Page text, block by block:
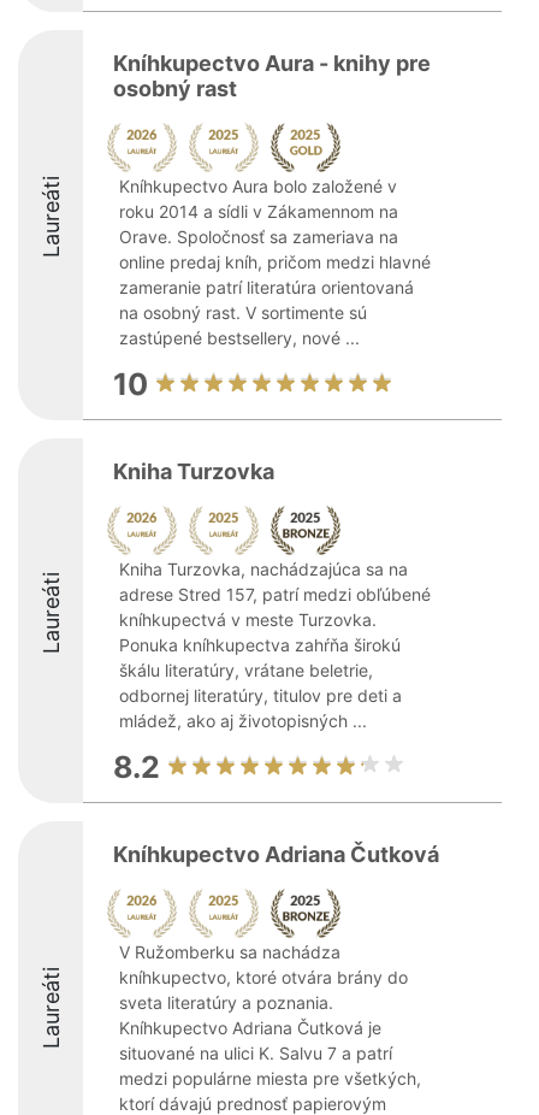
Laureáti
Kníhkupectvo Aura - knihy pre
osobný rast
Kníhkupectvo Aura bolo založené v
roku 2014 a sídli v Zákamennom na
Orave. Spoločnosť sa zameriava na
online predaj kníh, pričom medzi hlavné
zameranie patrí literatúra orientovaná
na osobný rast. V sortimente sú
zastúpené bestsellery, nové ...
10
Laureáti
Kniha Turzovka
Kniha Turzovka, nachádzajúca sa na
adrese Stred 157, patrí medzi obľúbené
kníhkupectvá v meste Turzovka.
Ponuka kníhkupectva zahŕňa širokú
škálu literatúry, vrátane beletrie,
odbornej literatúry, titulov pre deti a
mládež, ako aj životopisných ...
8.2
Laureáti
Kníhkupectvo Adriana Čutková
V Ružomberku sa nachádza
kníhkupectvo, ktoré otvára brány do
sveta literatúry a poznania.
Kníhkupectvo Adriana Čutková je
situované na ulici K. Salvu 7 a patrí
medzi populárne miesta pre všetkých,
ktorí dávajú prednosť papierovým